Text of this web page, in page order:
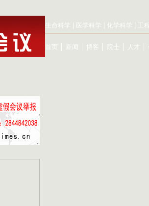
生命科学 医学科学 化学科学 工
首页 新闻 博客 院士 人才